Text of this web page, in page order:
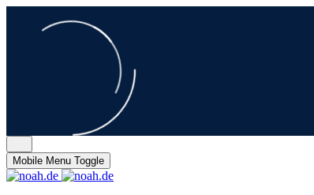
Mobile Menu Toggle